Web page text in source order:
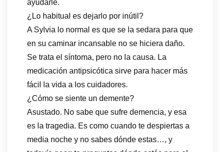
ayudarle.
¿Lo habitual es dejarlo por inútil?
A Sylvia lo normal es que se la sedara para que
en su caminar incansable no se hiciera daño.
Se trata el síntoma, pero no la causa. La
medicación antipsicótica sirve para hacer más
fácil la vida a los cuidadores.
¿Cómo se siente un demente?
Asustado. No sabe que sufre demencia, y esa
es la tragedia. Es como cuando te despiertas a
media noche y no sabes dónde estas…, y